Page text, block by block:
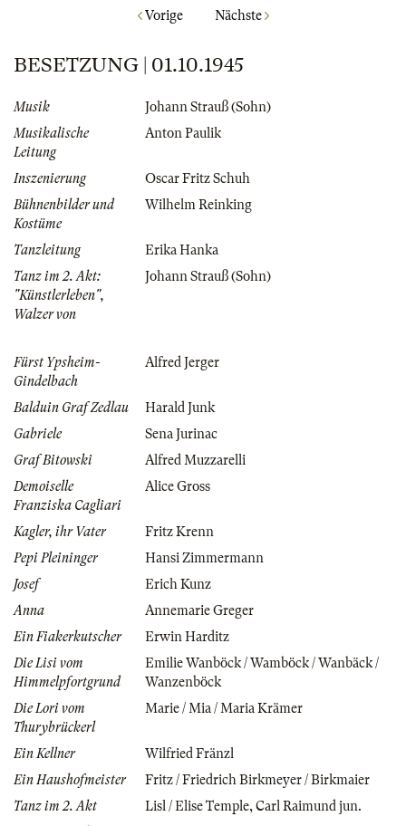
Vorige Nächste
BESETZUNG | 01.10.1945
Musik
Johann Strauß (Sohn)
Musikalische
Leitung
Anton Paulik
Inszenierung
Oscar Fritz Schuh
Bühnenbilder und
Kostüme
Wilhelm Reinking
Tanzleitung
Erika Hanka
Tanz im 2. Akt:
"Künstlerleben",
Walzer von
Johann Strauß (Sohn)
Fürst Ypsheim-
Gindelbach
Alfred Jerger
Balduin Graf Zedlau
Harald Junk
Gabriele
Sena Jurinac
Graf Bitowski
Alfred Muzzarelli
Demoiselle
Franziska Cagliari
Alice Gross
Kagler, ihr Vater
Fritz Krenn
Pepi Pleininger
Hansi Zimmermann
Josef
Erich Kunz
Anna
Annemarie Greger
Ein Fiakerkutscher
Erwin Harditz
Die Lisi vom
Himmelpfortgrund
Emilie Wanböck / Wamböck / Wanbäck /
Wanzenböck
Die Lori vom
Thurybrückerl
Marie / Mia / Maria Krämer
Ein Kellner
Wilfried Fränzl
Ein Haushofmeister
Fritz / Friedrich Birkmeyer / Birkmaier
Tanz im 2. Akt
Lisl / Elise Temple, Carl Raimund jun.